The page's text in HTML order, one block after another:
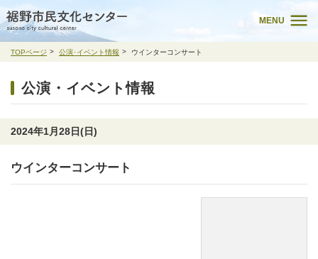
MENU
TOPページ 公演･イベント情報 ウインターコンサート
公演・イベント情報
2024年1月28日(日)
ウインターコンサート